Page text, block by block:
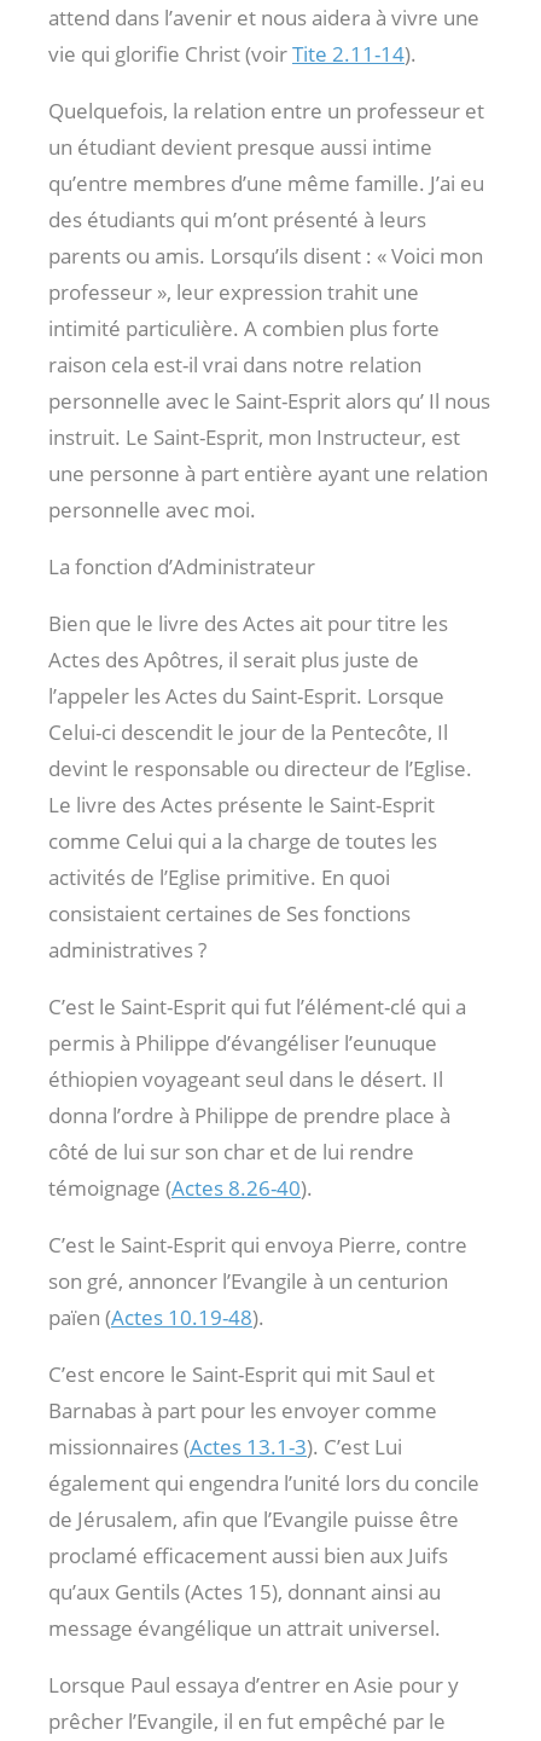
attend dans l’avenir et nous aidera à vivre une
vie qui glorifie Christ (voirTite 2.11-14).
Quelquefois, la relation entre un professeur et
un étudiant devient presque aussi intime
qu’entre membres d’une même famille. J’ai eu
des étudiants qui m’ont présenté à leurs
parents ou amis. Lorsqu’ils disent : « Voici mon
professeur », leur expression trahit une
intimité particulière. A combien plus forte
raison cela est-il vrai dans notre relation
personnelle avec le Saint-Esprit alors qu’ Il nous
instruit. Le Saint-Esprit, mon Instructeur, est
une personne à part entière ayant une relation
personnelle avec moi.
La fonction d’Administrateur
Bien que le livre des Actes ait pour titre les
Actes des Apôtres, il serait plus juste de
l’appeler les Actes du Saint-Esprit. Lorsque
Celui-ci descendit le jour de la Pentecôte, Il
devint le responsable ou directeur de l’Eglise.
Le livre des Actes présente le Saint-Esprit
comme Celui qui a la charge de toutes les
activités de l’Eglise primitive. En quoi
consistaient certaines de Ses fonctions
administratives ?
C’est le Saint-Esprit qui fut l’élément-clé qui a
permis à Philippe d’évangéliser l’eunuque
éthiopien voyageant seul dans le désert. Il
donna l’ordre à Philippe de prendre place à
côté de lui sur son char et de lui rendre
témoignage (Actes 8.26-40).
C’est le Saint-Esprit qui envoya Pierre, contre
son gré, annoncer l’Evangile à un centurion
païen (Actes 10.19-48).
C’est encore le Saint-Esprit qui mit Saul et
Barnabas à part pour les envoyer comme
missionnaires (Actes 13.1-3). C’est Lui
également qui engendra l’unité lors du concile
de Jérusalem, afin que l’Evangile puisse être
proclamé efficacement aussi bien aux Juifs
qu’aux Gentils (Actes 15), donnant ainsi au
message évangélique un attrait universel.
Lorsque Paul essaya d’entrer en Asie pour y
prêcher l’Evangile, il en fut empêché par le